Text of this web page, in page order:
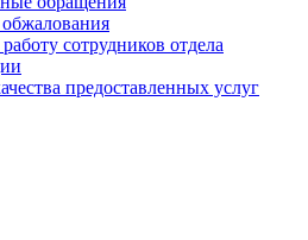
сотрудников отдела
предоставленных услуг